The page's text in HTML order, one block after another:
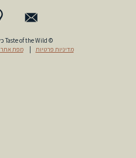
© Taste of the Wild כל הזכויות שמורות
מדיניות פרטיות
מפת אתר